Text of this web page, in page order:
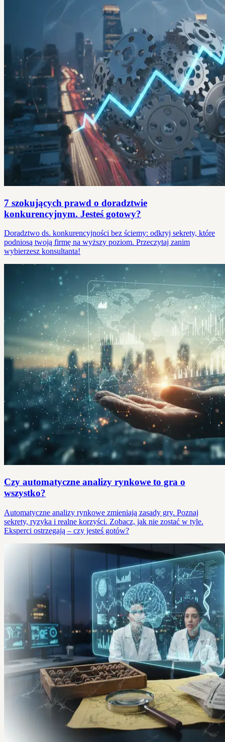
7 szokujących prawd o doradztwie
konkurencyjnym. Jesteś gotowy?
Doradztwo ds. konkurencyjności bez ściemy: odkryj sekrety, które
podniosą twoją firmę na wyższy poziom. Przeczytaj zanim
wybierzesz konsultanta!
Czy automatyczne analizy rynkowe to gra o
wszystko?
Automatyczne analizy rynkowe zmieniają zasady gry. Poznaj
sekrety, ryzyka i realne korzyści. Zobacz, jak nie zostać w tyle.
Eksperci ostrzegają – czy jesteś gotów?